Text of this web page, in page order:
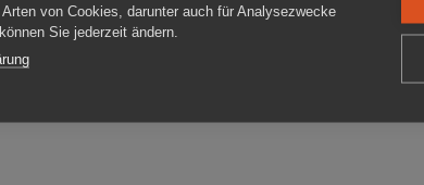
Arten von Cookies, darunter auch für Analysezwecke
Sie jederzeit ändern.